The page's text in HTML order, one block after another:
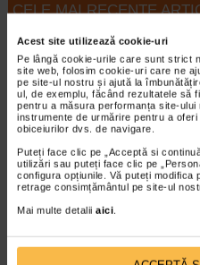
Acest site utilizează cookie-uri
Pe lângă cookie-urile care sunt strict
site web, folosim cookie-uri care ne
pe site-ul nostru și ajută la
ul, de exemplu, făcând rezultatele să
pentru a măsura performanța site-
instrumente de urmărire pentru a
obiceiurilor dvs. de navigare.
Puteți face clic pe „Acceptă si
utilizări sau puteți face clic pe
configura opțiunile. Vă puteți
retrage consimțământul pe site-ul
Mai multe detalii aici.
CELE MAI RECENTE
Cum sa va
metode prin
Boli
Inteligenta
capacitatea
propriile
emotionala cuprinde cateva
Timp de citire:4 minute, 39
Enurezis:
Enurezisul
pierderea